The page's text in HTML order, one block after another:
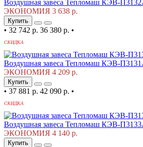
Воздушная завеса Тепломаш КЭВ-
ЭКОНОМИЯ 3 638 р.
Купить
• 32 742 р. 36 380 р. •
СКИДКА
Воздушная завеса Тепломаш КЭВ-
ЭКОНОМИЯ 4 209 р.
Купить
• 37 881 р. 42 090 р. •
СКИДКА
Воздушная завеса Тепломаш КЭВ-
ЭКОНОМИЯ 4 140 р.
Купить